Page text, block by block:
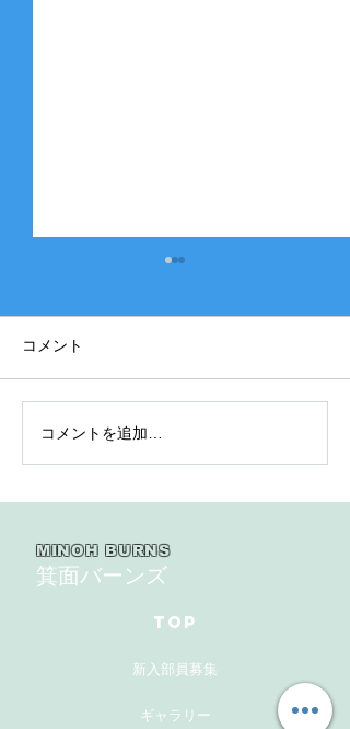
2026年度 此花連盟 第
43回大阪府イ知事杯争奪
コメント
コメントを追加…
MINOH BURNS
箕面バーンズ
TOP
新入部員募集
ギャラリー